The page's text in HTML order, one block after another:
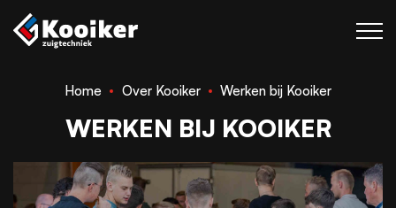
Zuigtechniek
Blaastechniek
Projecten
Home Over Kooiker Werken bij Kooiker
WERKEN BIJ KOOIKER